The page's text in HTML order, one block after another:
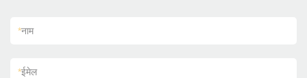
*नाम
*ईमेल